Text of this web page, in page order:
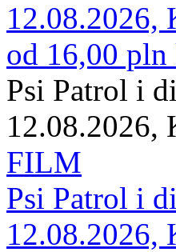
12.08.2026,
od 16,00 pln
Psi Patrol i
12.08.2026,
FILM
Psi Patrol i
12.08.2026,